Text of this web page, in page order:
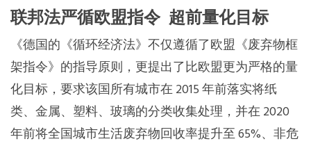
联邦法严循欧盟指令 超前量化目标
《德国的《循环经济法》不仅遵循了欧盟《废弃物框
架指令》的指导原则，更提出了比欧盟更为严格的量
化目标，要求该国所有城市在 2015 年前落实将纸
类、金属、塑料、玻璃的分类收集处理，并在 2020
年前将全国城市生活废弃物回收率提升至 65%、非危